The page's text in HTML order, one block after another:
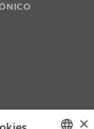
×